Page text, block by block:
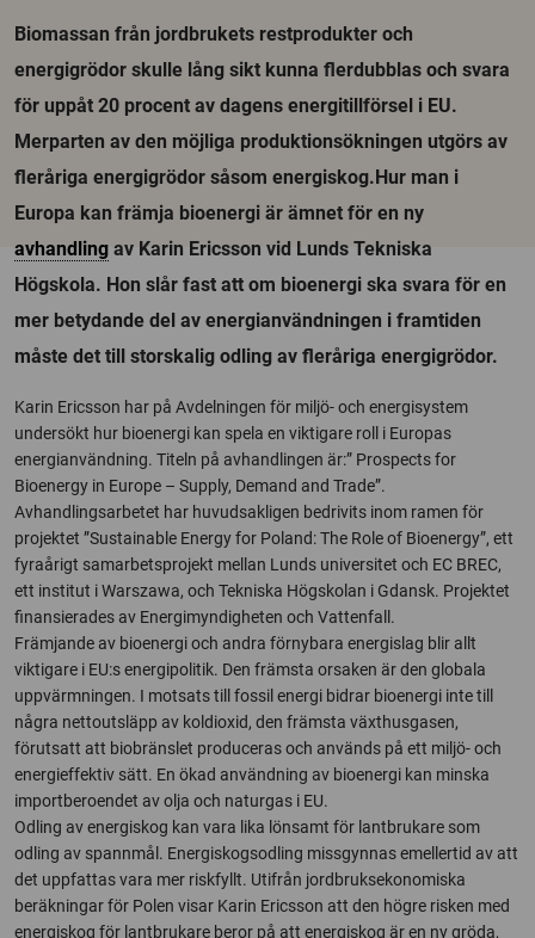
Biomassan från jordbrukets restprodukter och
energigrödor skulle lång sikt kunna flerdubblas och svara
för uppåt 20 procent av dagens energitillförsel i EU.
Merparten av den möjliga produktionsökningen utgörs av
fleråriga energigrödor såsom energiskog.Hur man i
Europa kan främja bioenergi är ämnet för en ny
avhandling av Karin Ericsson vid Lunds Tekniska
Högskola. Hon slår fast att om bioenergi ska svara för en
mer betydande del av energianvändningen i framtiden
måste det till storskalig odling av fleråriga energigrödor.
Karin Ericsson har på Avdelningen för miljö- och energisystem
undersökt hur bioenergi kan spela en viktigare roll i Europas
energianvändning. Titeln på avhandlingen är:” Prospects for
Bioenergy in Europe – Supply, Demand and Trade”.
Avhandlingsarbetet har huvudsakligen bedrivits inom ramen för
projektet ”Sustainable Energy for Poland: The Role of Bioenergy”, ett
fyraårigt samarbetsprojekt mellan Lunds universitet och EC BREC,
ett institut i Warszawa, och Tekniska Högskolan i Gdansk. Projektet
finansierades av Energimyndigheten och Vattenfall.
Främjande av bioenergi och andra förnybara energislag blir allt
viktigare i EU:s energipolitik. Den främsta orsaken är den globala
uppvärmningen. I motsats till fossil energi bidrar bioenergi inte till
några nettoutsläpp av koldioxid, den främsta växthusgasen,
förutsatt att biobränslet produceras och används på ett miljö- och
energieffektiv sätt. En ökad användning av bioenergi kan minska
importberoendet av olja och naturgas i EU.
Odling av energiskog kan vara lika lönsamt för lantbrukare som
odling av spannmål. Energiskogsodling missgynnas emellertid av att
det uppfattas vara mer riskfyllt. Utifrån jordbruksekonomiska
beräkningar för Polen visar Karin Ericsson att den högre risken med
energiskog för lantbrukare beror på att energiskog är en ny gröda,